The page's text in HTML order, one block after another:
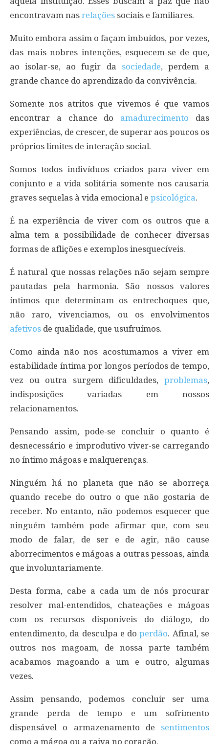
encontravam nas relações sociais e familiares.
Muito embora assim o façam imbuídos, por vezes,
das mais nobres intenções, esquecem-se de que,
ao isolar-se, ao fugir da sociedade, perdem a
grande chance do aprendizado da convivência.
Somente nos atritos que vivemos é que vamos
encontrar a chance do amadurecimento das
experiências, de crescer, de superar aos poucos os
próprios limites de interação social.
Somos todos indivíduos criados para viver em
conjunto e a vida solitária somente nos causaria
graves sequelas à vida emocional e psicológica.
É na experiência de viver com os outros que a
alma tem a possibilidade de conhecer diversas
formas de aflições e exemplos inesquecíveis.
É natural que nossas relações não sejam sempre
pautadas pela harmonia. São nossos valores
íntimos que determinam os entrechoques que,
não raro, vivenciamos, ou os envolvimentos
afetivos de qualidade, que usufruímos.
Como ainda não nos acostumamos a viver em
estabilidade íntima por longos períodos de tempo,
vez ou outra surgem dificuldades, problemas,
indisposições variadas em nossos
relacionamentos.
Pensando assim, pode-se concluir o quanto é
desnecessário e improdutivo viver-se carregando
no íntimo mágoas e malquerenças.
Ninguém há no planeta que não se aborreça
quando recebe do outro o que não gostaria de
receber. No entanto, não podemos esquecer que
ninguém também pode afirmar que, com seu
modo de falar, de ser e de agir, não cause
aborrecimentos e mágoas a outras pessoas, ainda
que involuntariamente.
Desta forma, cabe a cada um de nós procurar
resolver mal-entendidos, chateações e mágoas
com os recursos disponíveis do diálogo, do
entendimento, da desculpa e doperdão. Afinal, se
outros nos magoam, de nossa parte também
acabamos magoando a um e outro, algumas
vezes.
Assim pensando, podemos concluir ser uma
grande perda de tempo e um sofrimento
dispensável o armazenamento de sentimentos
como a mágoa ou a raiva no coração.